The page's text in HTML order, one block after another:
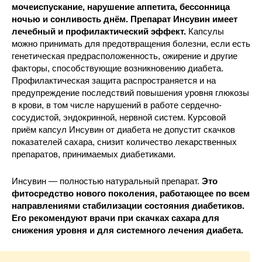
мочеиспускание, нарушение аппетита, бессонница
ночью и сонливость днём. Препарат Инсувин имеет
лечебный и профилактический эффект. Капсулы
можно принимать для предотвращения болезни, если есть
генетическая предрасположенность, ожирение и другие
факторы, способствующие возникновению диабета.
Профилактическая защита распространяется и на
предупреждение последствий повышения уровня глюкозы
в крови, в том числе нарушений в работе сердечно-
сосудистой, эндокринной, нервной систем. Курсовой
приём капсул Инсувин от диабета не допустит скачков
показателей сахара, снизит количество лекарственных
препаратов, принимаемых диабетиками.
Инсувин — полностью натуральный препарат. Это
фитосредство нового поколения, работающее по всем
направлениями стабилизации состояния диабетиков.
Его рекомендуют врачи при скачках сахара для
снижения уровня и для системного лечения диабета.